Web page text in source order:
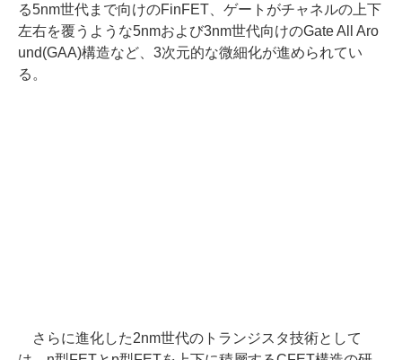
る5nm世代まで向けのFinFET、ゲートがチャネルの上下
左右を覆うような5nmおよび3nm世代向けのGate All Aro
und(GAA)構造など、3次元的な微細化が進められてい
る。
さらに進化した2nm世代のトランジスタ技術として